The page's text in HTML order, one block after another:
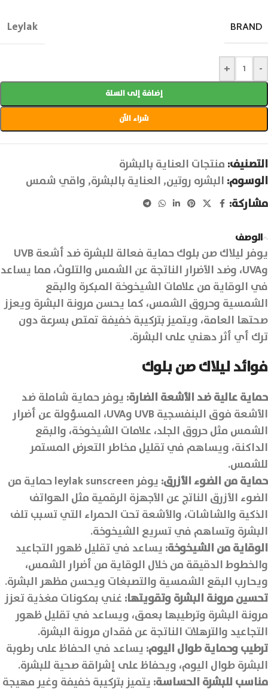
BRAND
Leylak
-
+
إضافة إلى السلة
شراء الآن
التصنيف: منتجات العناية بالبشرة
الوسوم: البشره روتين, العناية بالبشرة, واقي شمس
مشاركة:
الوصف
يوفر ليلاك صن بلوك حماية فعالة للبشرة ضد أشعة UVB
وUVA، وضد الأضرار الناتجة عن الشمس والتلوث، مما يساعد
في الوقاية من علامات الشيخوخة المبكرة والبقع
الشمسية وحروق الشمس، كما يحسن مرونة البشرة ويعزز
صحتها العامة، ويتميز بتركيبة خفيفة تمتص بسرعة دون
ترك أي أثر دهني على البشرة.
فوائد ليلاك صن بلوك
حماية عالية ضد الأشعة الضارة: يوفر حماية شاملة ضد
الأشعة فوق البنفسجية UVB وUVA، المسؤولة عن أضرار
الشمس مثل حروق الجلد، علامات الشيخوخة، والبقع
الداكنة، ويساهم في تقليل مخاطر التعرض المستمر
للشمس.
حماية من الضوء الأزرق:
يوفر leylak sunscreen حماية من
الضوء الأزرق الناتج عن الأجهزة الرقمية مثل الهواتف
الذكية والشاشات، والأشعة تحت الحمراء التي تسبب تلف
البشرة وتساهم في تسريع الشيخوخة.
الوقاية من الشيخوخة: يساعد في تقليل ظهور التجاعيد
والخطوط الدقيقة من خلال الوقاية من أضرار الشمس،
ويحارب البقع الشمسية والتصبغات ويحسن مظهر البشرة.
تحسين مرونة البشرة وتقويتها: غني بمكونات مغذية تعزز
مرونة البشرة وترطيبها بعمق، ويساعد في تقليل ظهور
التجاعيد والترهلات الناتجة عن فقدان مرونة البشرة.
ترطيب وحماية طوال اليوم: يساعد في الحفاظ على رطوبة
البشرة طوال اليوم، ويحفاظ على إشراقة صحية للبشرة.
مناسب للبشرة الحساسة: يتميز بتركيبة خفيفة وغير مهيجة